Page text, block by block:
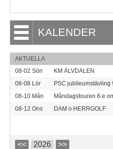
KALENDER
AKTUELLA
08-02 Sön
KM ÄLVDALEN
08-08 Lör
PSC jubileumstävling
08-10 Mån
Måndagstouren 6:e
08-12 Ons DAM o HERRGOLF
<< 2026 >>